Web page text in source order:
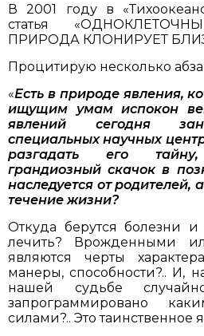
В 2001 году в
статья
ПРИРОДА КЛОНИРУЕТ
Процитирую несколько
«Есть в природе явления,
ищущим умам испокон
явлений сегодня
специальных научных
разгадать его
грандиозный скачок в
наследуется от родителей,
течение жизни?
Откуда берутся болезни
лечить? Врожденными
являются черты
манеры, способности?.. И,
нашей судьбе
запрограммировано
силами?.. Это